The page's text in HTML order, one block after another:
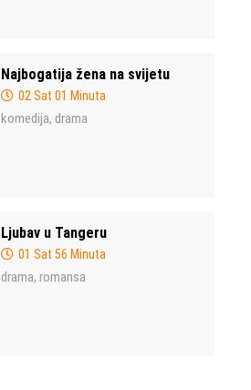
Najbogatija žena na svijetu
02 Sat 01 Minuta
komedija, drama
Ljubav u Tangeru
01 Sat 56 Minuta
drama, romansa